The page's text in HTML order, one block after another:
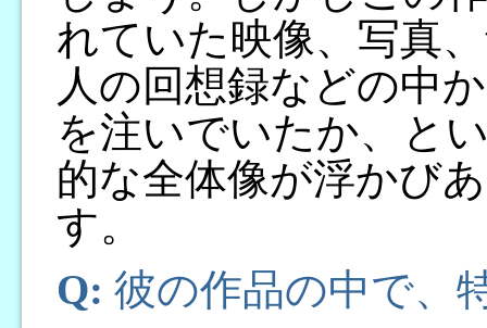
れていた映像、写真
人の回想録などの中
を注いでいたか、と
的な全体像が浮かび
す。
Q: 彼の作品の中で、